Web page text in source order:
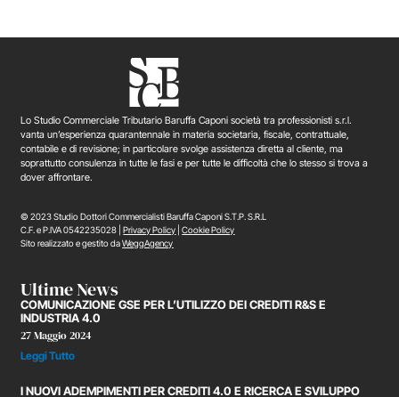
Lo Studio Commerciale Tributario Baruffa Caponi società tra professionisti s.r.l.
vanta un’esperienza quarantennale in materia societaria, fiscale, contrattuale,
contabile e di revisione; in particolare svolge assistenza diretta al cliente, ma
soprattutto consulenza in tutte le fasi e per tutte le difficoltà che lo stesso si trova a
dover affrontare.
© 2023 Studio Dottori Commercialisti Baruffa Caponi S.T.P. S.R.L
C.F. e P.IVA 0542235028 |Privacy Policy |Cookie Policy
Sito realizzato e gestito daWeggAgency
Ultime News
COMUNICAZIONE GSE PER L’UTILIZZO DEI CREDITI R&S E
INDUSTRIA 4.0
27 Maggio 2024
Leggi Tutto
I NUOVI ADEMPIMENTI PER CREDITI 4.0 E RICERCA E SVILUPPO